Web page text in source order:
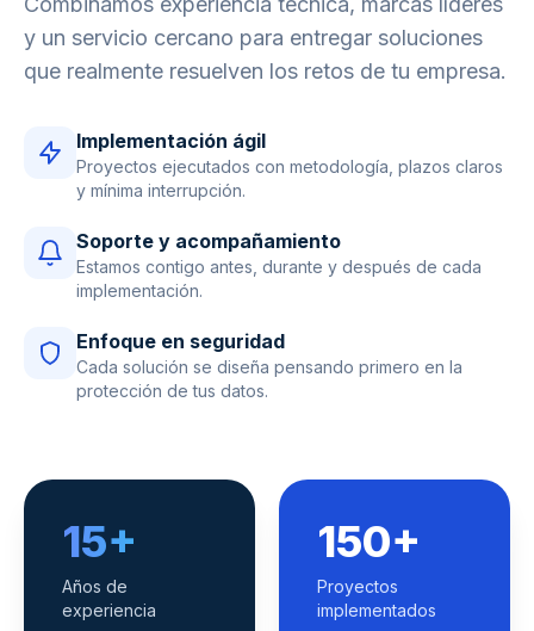
y un servicio cercano para entregar soluciones
que realmente resuelven los retos de tu empresa.
Implementación ágil
Proyectos ejecutados con metodología, plazos claros
y mínima interrupción.
Soporte y acompañamiento
Estamos contigo antes, durante y después de cada
implementación.
Enfoque en seguridad
Cada solución se diseña pensando primero en la
protección de tus datos.
15+
Años de
experiencia
150+
Proyectos
implementados